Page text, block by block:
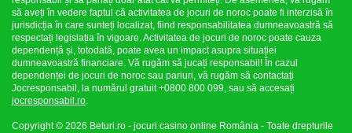
să aveți în vedere faptul că activitatea de jocuri de noroc poate fi interzisă în
jurisdicția în care sunteți localizat, fiind responsabilitatea dumneavoastră să
respectați legislația în vigoare. Activitatea de jocuri de noroc poate cauza
dependență și, totodată, poate avea un impact asupra situației
dumneavoastră financiare. Vă rugăm să jucați responsabil! În cazul
dependenței de jocuri de noroc sau pariuri, vă rugăm să contactați
Jocresponsabil, la numărul gratuit +0800 800 099, sau să accesați
jocresponsabil.ro.
Copyright © 2026 Beturi.ro - jocuri casino online România - Toate drepturile